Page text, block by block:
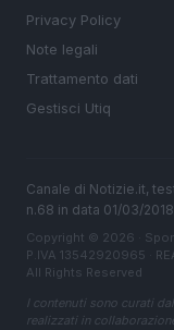
Privacy Policy
Note legali
Trattamento dati
Gestisci Utiq
Canale di Notizie.it,
n.68 in data 01/03/2018
Copyright © 2026 ·
P.IVA 13542920965 ·
All Rights Reserved
I contenuti sono curati
realizzati in